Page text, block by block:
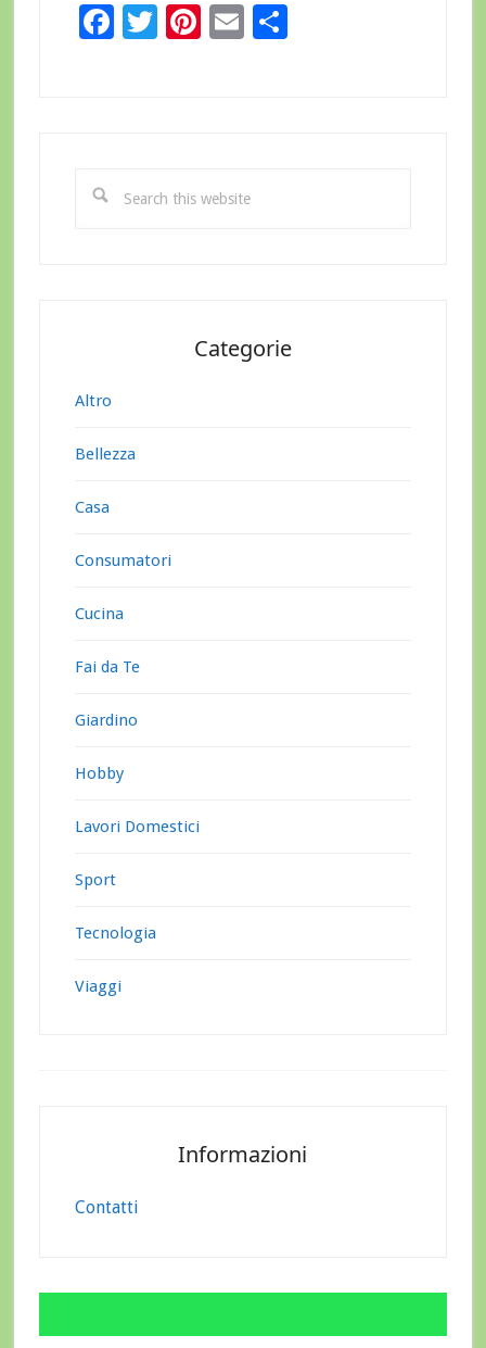
Facebook
Twitter
Pinterest
EmailCondividi
this
Categorie
Altro
Bellezza
Casa
Consumatori
Cucina
Fai da Te
Giardino
Hobby
Lavori Domestici
Sport
Tecnologia
Viaggi
Informazioni
Contatti